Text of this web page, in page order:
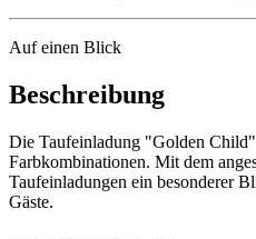
Auf einen Blick
Beschreibung
Die Taufeinladung "Golden
Farbkombinationen. Mit dem
Taufeinladungen ein besonderer
Gäste.